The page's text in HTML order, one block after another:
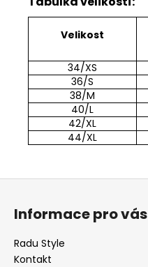
Velikost
34/XS
36/S
38/M
40/L
42/XL
44/XL
Z
Informace pro vás
Radu Style
Kontakt